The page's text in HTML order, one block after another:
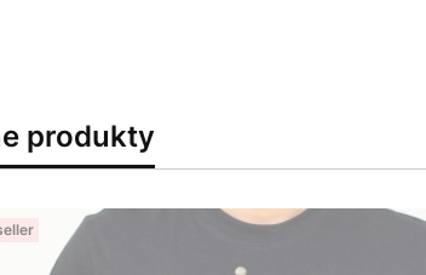
produkty